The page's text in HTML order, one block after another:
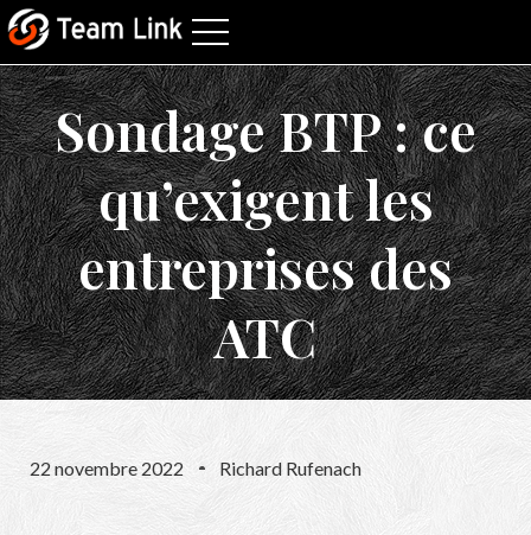
Sondage BTP : ce
qu’exigent les
entreprises des
ATC
22 novembre 2022 Richard Rufenach